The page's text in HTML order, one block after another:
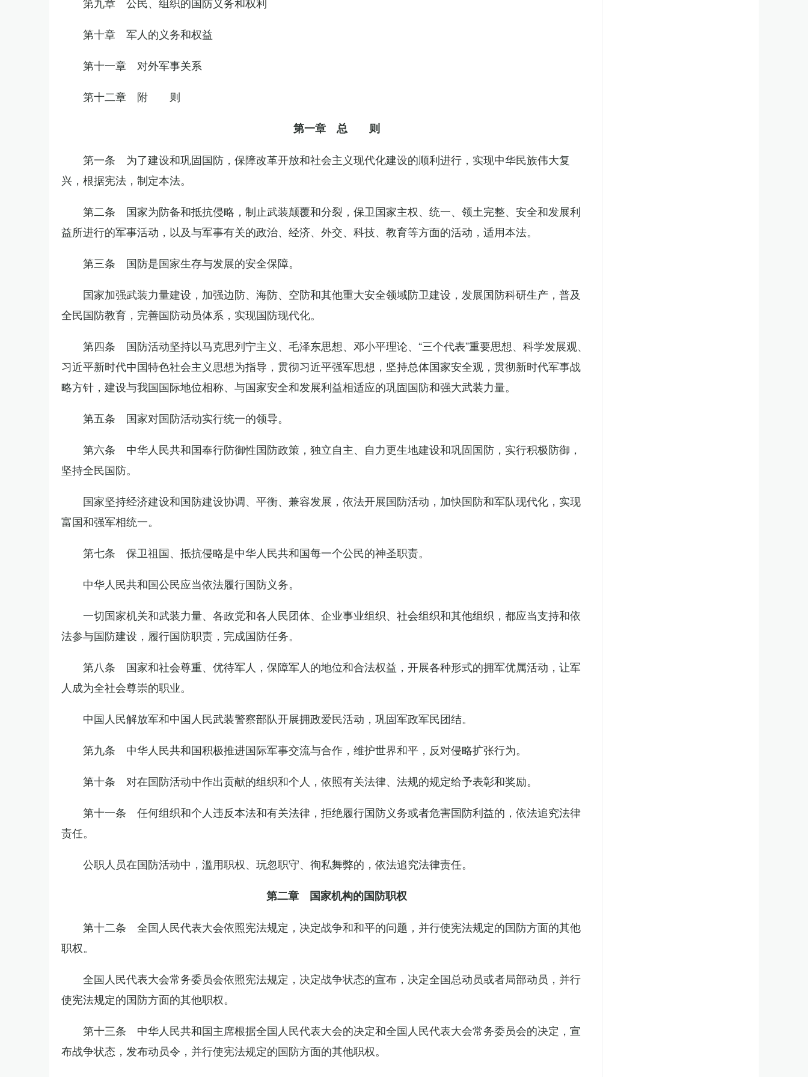
第十章 军人的义务和权益
第十一章 对外军事关系
第十二章 附 则
第一章 总 则
第一条 为了建设和巩固国防，保障改革开放和社会主义现代化建设的顺利进行，实现中华民族伟大复
兴，根据宪法，制定本法。
第二条 国家为防备和抵抗侵略，制止武装颠覆和分裂，保卫国家主权、统一、领土完整、安全和发展利
益所进行的军事活动，以及与军事有关的政治、经济、外交、科技、教育等方面的活动，适用本法。
第三条 国防是国家生存与发展的安全保障。
国家加强武装力量建设，加强边防、海防、空防和其他重大安全领域防卫建设，发展国防科研生产，普及
全民国防教育，完善国防动员体系，实现国防现代化。
第四条 国防活动坚持以马克思列宁主义、毛泽东思想、邓小平理论、“三个代表”重要思想、科学发展观、
习近平新时代中国特色社会主义思想为指导，贯彻习近平强军思想，坚持总体国家安全观，贯彻新时代军事战
略方针，建设与我国国际地位相称、与国家安全和发展利益相适应的巩固国防和强大武装力量。
第五条 国家对国防活动实行统一的领导。
第六条 中华人民共和国奉行防御性国防政策，独立自主、自力更生地建设和巩固国防，实行积极防御，
坚持全民国防。
国家坚持经济建设和国防建设协调、平衡、兼容发展，依法开展国防活动，加快国防和军队现代化，实现
富国和强军相统一。
第七条 保卫祖国、抵抗侵略是中华人民共和国每一个公民的神圣职责。
中华人民共和国公民应当依法履行国防义务。
一切国家机关和武装力量、各政党和各人民团体、企业事业组织、社会组织和其他组织，都应当支持和依
法参与国防建设，履行国防职责，完成国防任务。
第八条 国家和社会尊重、优待军人，保障军人的地位和合法权益，开展各种形式的拥军优属活动，让军
人成为全社会尊崇的职业。
中国人民解放军和中国人民武装警察部队开展拥政爱民活动，巩固军政军民团结。
第九条 中华人民共和国积极推进国际军事交流与合作，维护世界和平，反对侵略扩张行为。
第十条 对在国防活动中作出贡献的组织和个人，依照有关法律、法规的规定给予表彰和奖励。
第十一条 任何组织和个人违反本法和有关法律，拒绝履行国防义务或者危害国防利益的，依法追究法律
责任。
公职人员在国防活动中，滥用职权、玩忽职守、徇私舞弊的，依法追究法律责任。
第二章 国家机构的国防职权
第十二条 全国人民代表大会依照宪法规定，决定战争和和平的问题，并行使宪法规定的国防方面的其他
职权。
全国人民代表大会常务委员会依照宪法规定，决定战争状态的宣布，决定全国总动员或者局部动员，并行
使宪法规定的国防方面的其他职权。
第十三条 中华人民共和国主席根据全国人民代表大会的决定和全国人民代表大会常务委员会的决定，宣
布战争状态，发布动员令，并行使宪法规定的国防方面的其他职权。